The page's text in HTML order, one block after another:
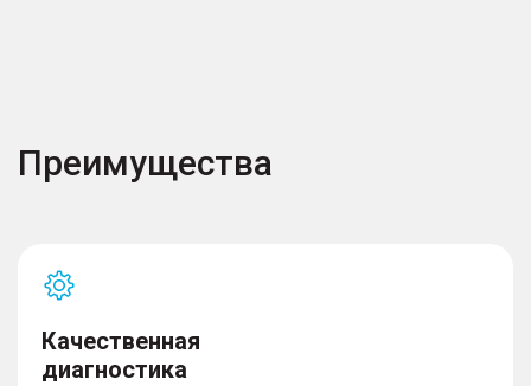
Преимущества
Качественная
диагностика